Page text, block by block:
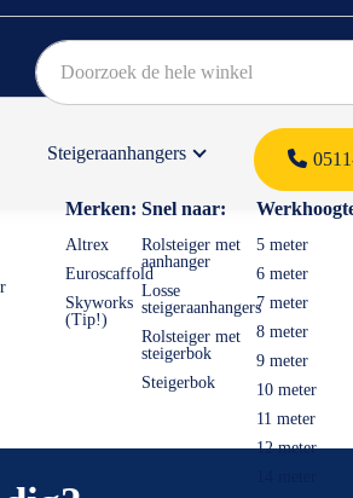
Steigeraanhangers
Merken:
Altrex
Euroscaffold
Skyworks
(Tip!)
Snel naar:
Rolsteiger met
aanhanger
Losse
steigeraanhangers
Rolsteiger met
steigerbok
Steigerbok
5 meter
6 meter
7 meter
8 meter
9 meter
10 meter
11 meter
12 meter